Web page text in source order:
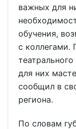
важных для
обучения,
с коллегами.
для них
сообщил в
региона.
По словам